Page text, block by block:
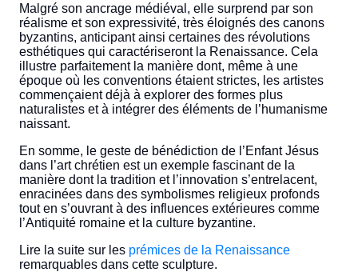
Malgré son ancrage médiéval, elle surprend par son
réalisme et son expressivité, très éloignés des canons
byzantins, anticipant ainsi certaines des révolutions
esthétiques qui caractériseront la Renaissance. Cela
illustre parfaitement la manière dont, même à une
époque où les conventions étaient strictes, les artistes
commençaient déjà à explorer des formes plus
naturalistes et à intégrer des éléments de l’humanisme
naissant.
En somme, le geste de bénédiction de l’Enfant Jésus
dans l’art chrétien est un exemple fascinant de la
manière dont la tradition et l’innovation s’entrelacent,
enracinées dans des symbolismes religieux profonds
tout en s’ouvrant à des influences extérieures comme
l’Antiquité romaine et la culture byzantine.
Lire la suite sur les prémices de la Renaissance
remarquables dans cette sculpture.